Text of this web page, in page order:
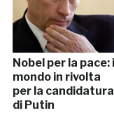
Nobel per la pace:
mondo in rivolta
per la candidatura
di Putin